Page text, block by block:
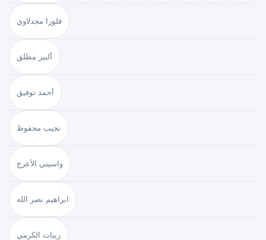
فلورا مجدلاوي
ألبير مطلق
أحمد توفيق
نجيب محفوظ
واسيني الأعرج
ابراهيم نصر الله
زينات الكرمي